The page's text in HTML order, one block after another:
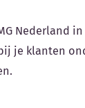
Nederland
je klanten